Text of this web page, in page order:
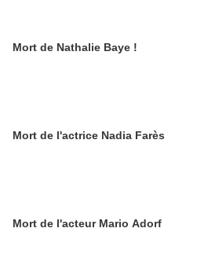
Mort de Nathalie Baye !
Mort de l'actrice Nadia Farès
Mort de l'acteur Mario Adorf